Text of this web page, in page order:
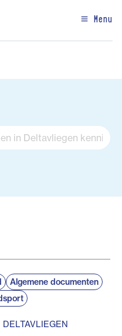
Menu
Algemene documenten